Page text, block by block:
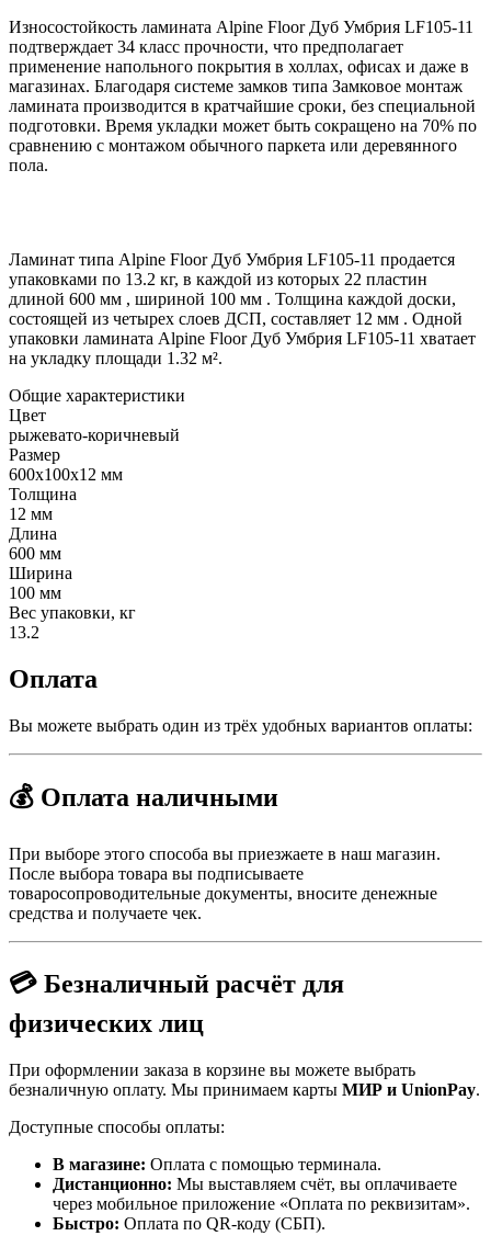
Износостойкость ламината Alpine Floor Дуб Умбрия LF105-11
подтверждает 34 класс прочности, что предполагает
применение напольного покрытия в холлах, офисах и даже в
магазинах. Благодаря системе замков типа Замковое монтаж
ламината производится в кратчайшие сроки, без специальной
подготовки. Время укладки может быть сокращено на 70% по
сравнению с монтажом обычного паркета или деревянного
пола.
Ламинат типа Alpine Floor Дуб Умбрия LF105-11 продается
упаковками по 13.2 кг, в каждой из которых 22 пластин
длиной 600 мм , шириной 100 мм . Толщина каждой доски,
состоящей из четырех слоев ДСП, составляет 12 мм . Одной
упаковки ламината Alpine Floor Дуб Умбрия LF105-11 хватает
на укладку площади 1.32 м².
Общие характеристики
Цвет
рыжевато-коричневый
Размер
600х100x12 мм
Толщина
12 мм
Длина
600 мм
Ширина
100 мм
Вес упаковки, кг
13.2
Оплата
Вы можете выбрать один из трёх удобных вариантов оплаты:
💰 Оплата наличными
При выборе этого способа вы приезжаете в наш магазин.
После выбора товара вы подписываете
товаросопроводительные документы, вносите денежные
средства и получаете чек.
💳 Безналичный расчёт для
физических лиц
При оформлении заказа в корзине вы можете выбрать
безналичную оплату. Мы принимаем карты МИР и UnionPay.
Доступные способы оплаты:
В магазине: Оплата с помощью терминала.
Дистанционно: Мы выставляем счёт, вы оплачиваете
через мобильное приложение «Оплата по реквизитам».
Быстро: Оплата по QR-коду (СБП).